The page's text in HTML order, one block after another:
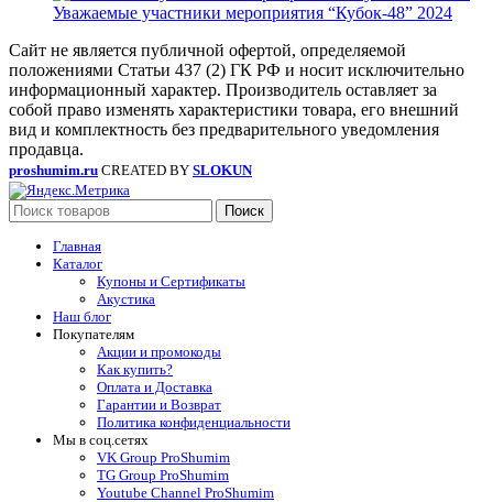
Уважаемые участники мероприятия “Кубок-48” 2024
Сайт не является публичной офертой, определяемой
положениями Статьи 437 (2) ГК РФ и носит исключительно
информационный характер. Производитель оставляет за
собой право изменять характеристики товара, его внешний
вид и комплектность без предварительного уведомления
продавца.
proshumim.ru CREATED BY SLOKUN
Поиск
Главная
Каталог
Купоны и Сертификаты
Акустика
Наш блог
Покупателям
Акции и промокоды
Как купить?
Оплата и Доставка
Гарантии и Возврат
Политика конфиденциальности
Мы в соц.сетях
VK Group ProShumim
TG Group ProShumim
Youtube Channel ProShumim